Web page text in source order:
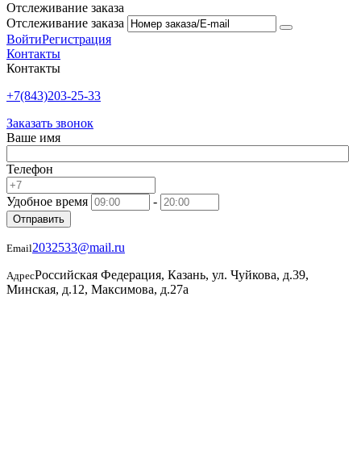
Отслеживание заказа
Отслеживание заказа
ВойтиРегистрация
Контакты
Контакты
+7(843)203-25-33
Заказать звонок
Ваше имя
Телефон
Удобное время -
Отправить
Email2032533@mail.ru
АдресРоссийская Федерация, Казань, ул. Чуйкова, д.39,
Минская, д.12, Максимова, д.27а